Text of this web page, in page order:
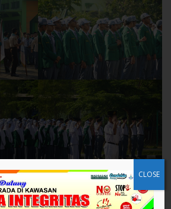
CLOSE